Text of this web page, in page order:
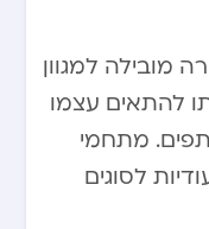
מובילה למגוון
להתאים עצמו
מתחמי
לסוגים